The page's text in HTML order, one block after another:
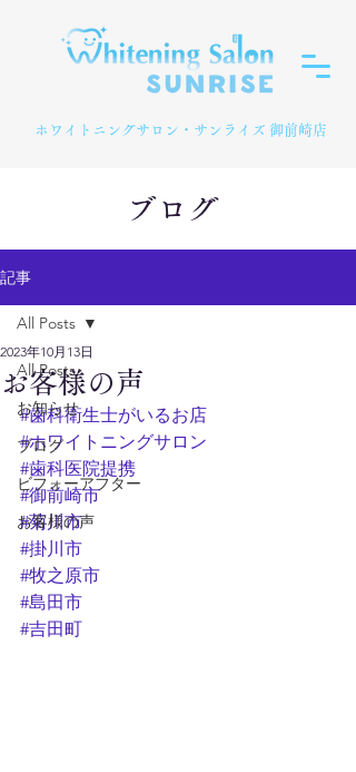
​ホワイトニングサロン・サンライズ 御前崎店
ブログ
記事
All Posts
お知らせ
ブログ
ビフォーアフター
お客様の声
All Posts
お客様の声
2023年10月13日
#歯科衛生士がいるお店
#ホワイトニングサロン
#歯科医院提携
#御前崎市
#菊川市
#掛川市
#牧之原市
#島田市
#吉田町